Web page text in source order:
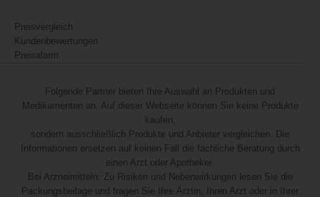
Preisvergleich
Kundenbewertungen
Preisalarm
Folgende Partner bieten Ihre Auswahl an Produkten und
Medikamenten an. Auf dieser Webseite können Sie keine Produkte
kaufen,
sondern ausschließlich Produkte und Anbieter vergleichen. Die
Informationen ersetzen auf keinen Fall die fachliche Beratung durch
einen Arzt oder Apotheker.
Bei Arzneimitteln: Zu Risiken und Nebenwirkungen lesen Sie die
Packungsbeilage und fragen Sie Ihre Ärztin, Ihren Arzt oder in Ihrer